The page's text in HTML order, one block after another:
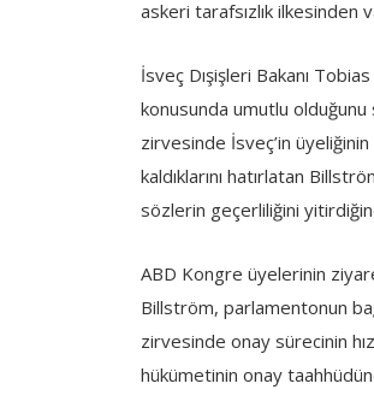
askeri tarafsızlık ilkesinden
İsveç Dışişleri Bakanı
konusunda umutlu olduğunu
zirvesinde İsveç’in üyeliğinin
kaldıklarını hatırlatan
sözlerin geçerliliğini
ABD Kongre üyelerinin
Billström, parlamentonun
zirvesinde onay sürecinin
hükümetinin onay